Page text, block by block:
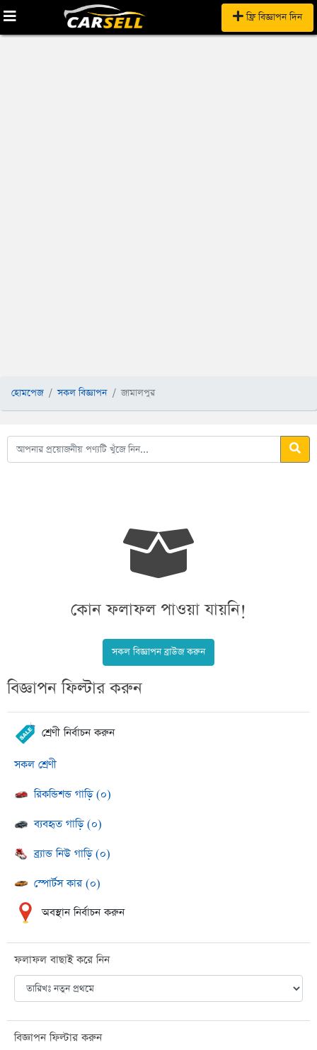
ফ্রি বিজ্ঞাপন দিন
হোমপেজ সকল বিজ্ঞাপন জামালপুর
বিজ্ঞাপন ফিল্টার করুন
শ্রেণী নির্বাচন করুন
সকল শ্রেণী
রিকন্ডিশন্ড গাড়ি (০)
ব্যবহৃত গাড়ি (০)
ব্র্যান্ড নিউ গাড়ি (০)
স্পোর্টস কার (০)
অবস্থান নির্বাচন করুন
ফলাফল বাছাই করে নিন
বিজ্ঞাপন ফিল্টার করুন
কোন ফলাফল পাওয়া যায়নি!
সকল বিজ্ঞাপন ব্রাউজ করুন